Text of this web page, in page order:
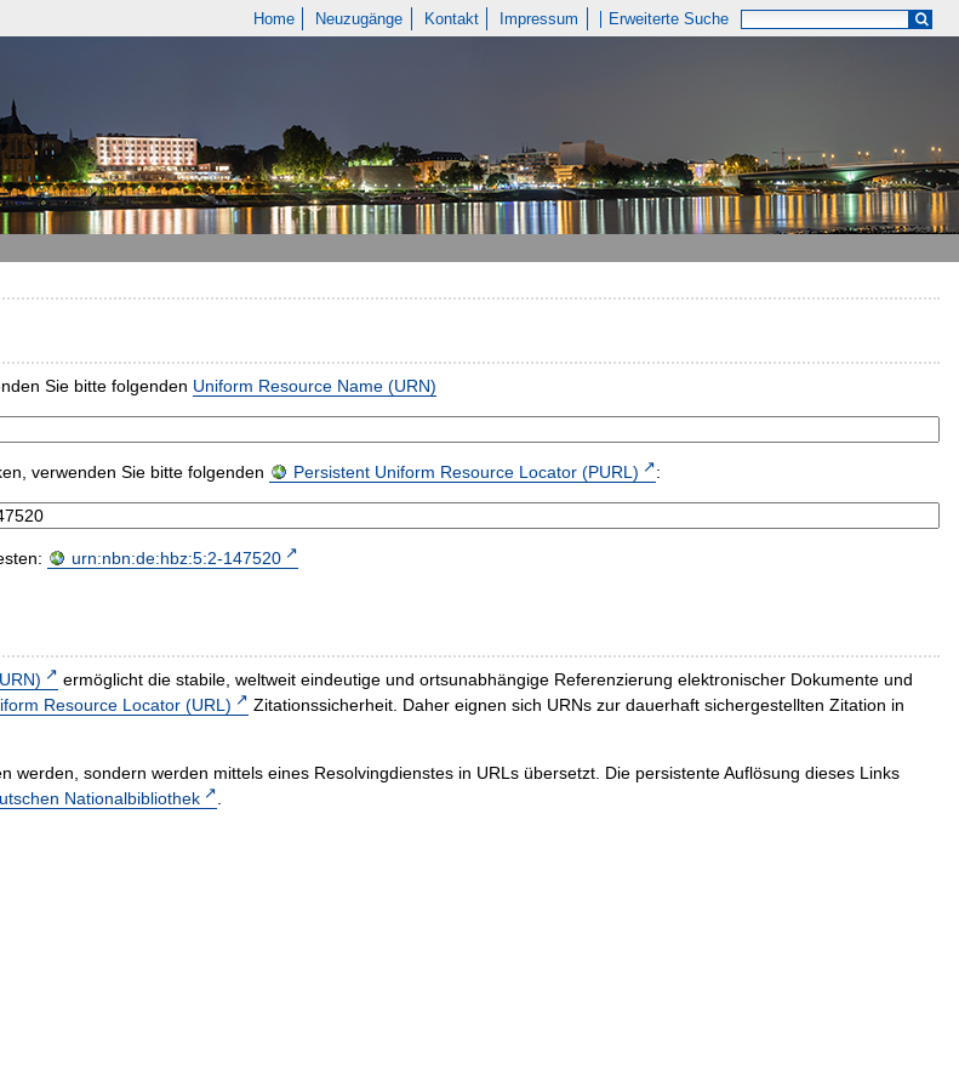
Home Neuzugänge Kontakt Impressum Erweiterte Suche
Sie bitte folgenden Uniform Resource Name (URN)
verwenden Sie bitte folgenden Persistent Uniform Resource Locator (PURL) :
urn:nbn:de:hbz:5:2-147520
ermöglicht die stabile, weltweit eindeutige und ortsunabhängige Referenzierung elektronischer Dokumente und
Resource Locator (URL)
Zitationssicherheit. Daher eignen sich URNs zur dauerhaft sichergestellten Zitation in
werden, sondern werden mittels eines Resolvingdienstes in URLs übersetzt. Die persistente Auflösung dieses Links
Nationalbibliothek .